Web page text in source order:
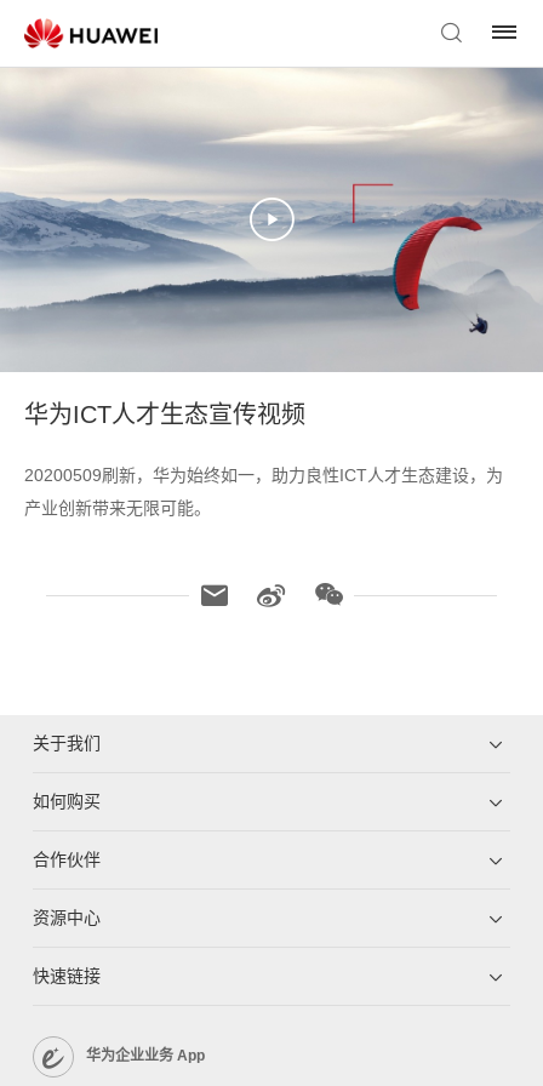
华为ICT人才生态宣传视频
20200509刷新，华为始终如一，助力良性ICT人才生态建设，为
产业创新带来无限可能。
关于我们
如何购买
合作伙伴
资源中心
快速链接
华为企业业务 App